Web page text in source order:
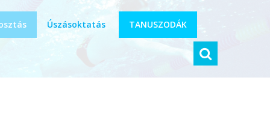
Úszásoktatás TANUSZODÁK